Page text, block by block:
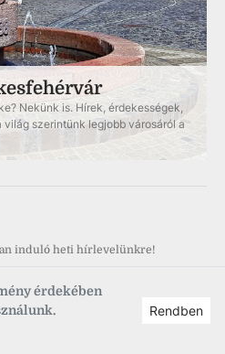
érdekében
Rendben
Nekünk is. Hírek, érdekességek,
szerintünk legjobb városáról a
induló heti hírlevelünkre!